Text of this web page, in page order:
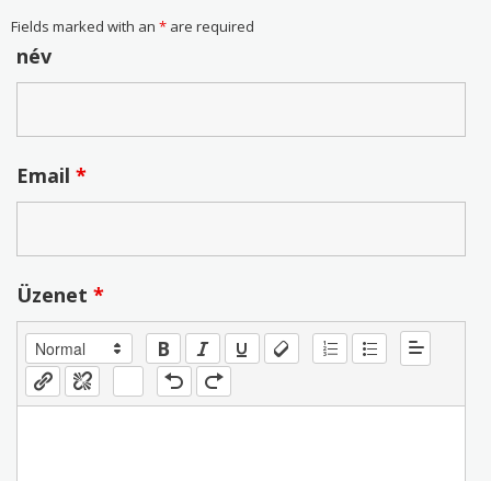
Fields marked with an *are required
név
Email *
Üzenet *